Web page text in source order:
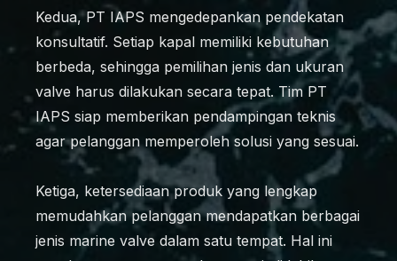
Kedua, PT IAPS mengedepankan pendekatan
konsultatif. Setiap kapal memiliki kebutuhan
berbeda, sehingga pemilihan jenis dan ukuran
valve harus dilakukan secara tepat. Tim PT
IAPS siap memberikan pendampingan teknis
agar pelanggan memperoleh solusi yang sesuai.
Ketiga, ketersediaan produk yang lengkap
memudahkan pelanggan mendapatkan berbagai
jenis marine valve dalam satu tempat. Hal ini